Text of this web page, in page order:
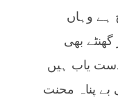
ہے وہاں
بھی
یاب ہیں
بے پناہ محنت